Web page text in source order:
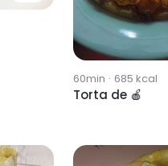
60min · 685 kcal
Torta de 🍎